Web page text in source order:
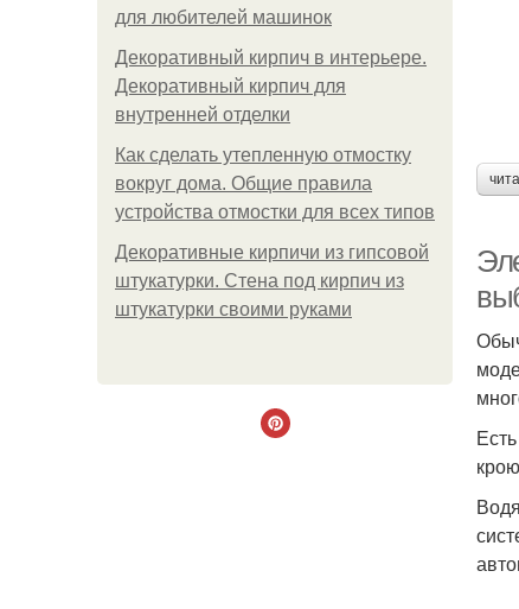
для любителей машинок
Декоративный кирпич в интерьере.
Декоративный кирпич для
внутренней отделки
Как сделать утепленную отмостку
вокруг дома. Общие правила
устройства отмостки для всех типов
Декоративные кирпичи из гипсовой
штукатурки. Стена под кирпич из
штукатурки своими руками